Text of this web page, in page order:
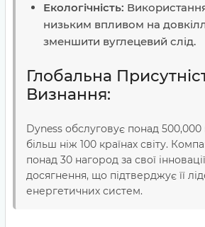
Екологічність:
низьким впливом на
зменшити вуглецевий слід.
Глобальна
Визнання:
Dyness обслуговує понад 500,000
більш ніж 100 країнах світу.
понад 30 нагород за свої
досягнення, що підтверджує її
енергетичних систем.